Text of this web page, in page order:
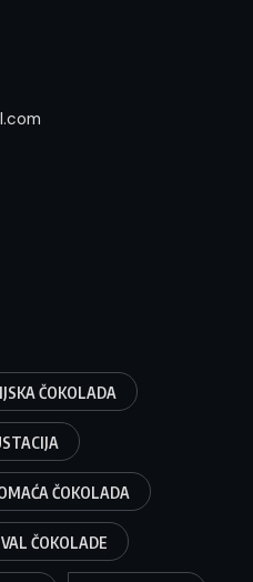
ČOKOLADA
ČOKOLADA
ČOKOLADE